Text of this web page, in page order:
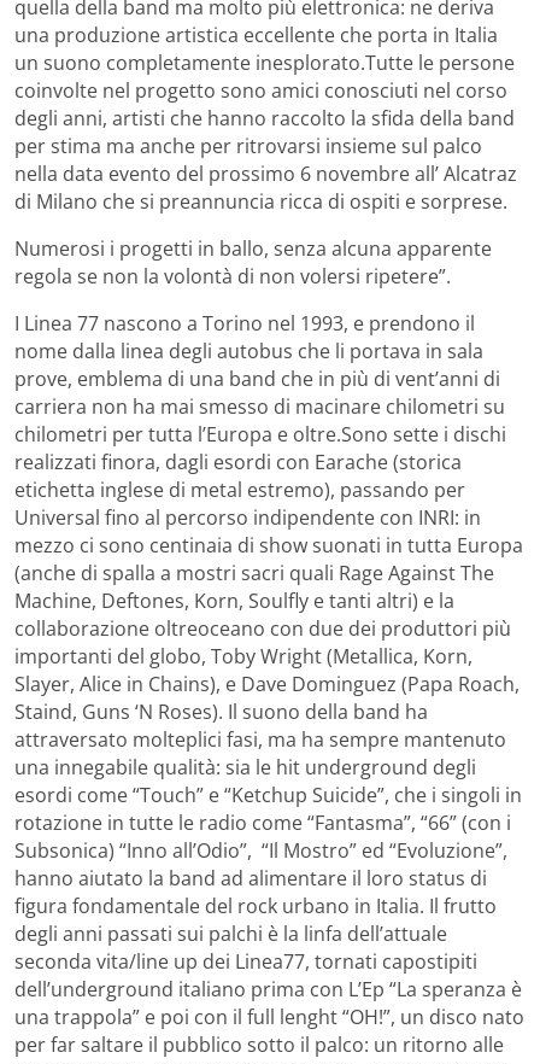
quella della band ma molto più elettronica: ne deriva
una produzione artistica eccellente che porta in Italia
un suono completamente inesplorato.Tutte le persone
coinvolte nel progetto sono amici conosciuti nel corso
degli anni, artisti che hanno raccolto la sfida della band
per stima ma anche per ritrovarsi insieme sul palco
nella data evento del prossimo 6 novembre all’ Alcatraz
di Milano che si preannuncia ricca di ospiti e sorprese.
Numerosi i progetti in ballo, senza alcuna apparente
regola se non la volontà di non volersi ripetere”.
I Linea 77 nascono a Torino nel 1993, e prendono il
nome dalla linea degli autobus che li portava in sala
prove, emblema di una band che in più di vent’anni di
carriera non ha mai smesso di macinare chilometri su
chilometri per tutta l’Europa e oltre.Sono sette i dischi
realizzati finora, dagli esordi con Earache (storica
etichetta inglese di metal estremo), passando per
Universal fino al percorso indipendente con INRI: in
mezzo ci sono centinaia di show suonati in tutta Europa
(anche di spalla a mostri sacri quali Rage Against The
Machine, Deftones, Korn, Soulfly e tanti altri) e la
collaborazione oltreoceano con due dei produttori più
importanti del globo, Toby Wright (Metallica, Korn,
Slayer, Alice in Chains), e Dave Dominguez (Papa Roach,
Staind, Guns ‘N Roses). Il suono della band ha
attraversato molteplici fasi, ma ha sempre mantenuto
una innegabile qualità: sia le hit underground degli
esordi come “Touch” e “Ketchup Suicide”, che i singoli in
rotazione in tutte le radio come “Fantasma”, “66” (con i
Subsonica) “Inno all’Odio”, “Il Mostro” ed “Evoluzione”,
hanno aiutato la band ad alimentare il loro status di
figura fondamentale del rock urbano in Italia. Il frutto
degli anni passati sui palchi è la linfa dell’attuale
seconda vita/line up dei Linea77, tornati capostipiti
dell’underground italiano prima con L’Ep “La speranza è
una trappola” e poi con il full lenght “OH!”, un disco nato
per far saltare il pubblico sotto il palco: un ritorno alle